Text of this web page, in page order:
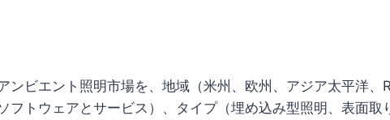
ンビエント照明市場を、地域（米州、欧州、アジア太平洋、
フトウェアとサービス）、タイプ（埋め込み型照明、表面取